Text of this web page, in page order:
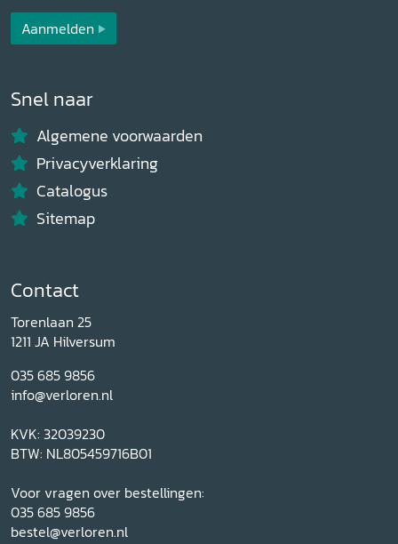
Aanmelden
Snel naar
Algemene voorwaarden
Privacyverklaring
Catalogus
Sitemap
Contact
Torenlaan 25
1211 JA Hilversum
035 685 9856
info@verloren.nl
KVK: 32039230
BTW: NL805459716B01
Voor vragen over bestellingen:
035 685 9856
bestel@verloren.nl